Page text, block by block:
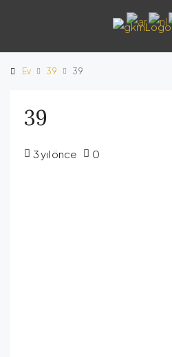
Ev 39 39
39
3 yıl önce 0